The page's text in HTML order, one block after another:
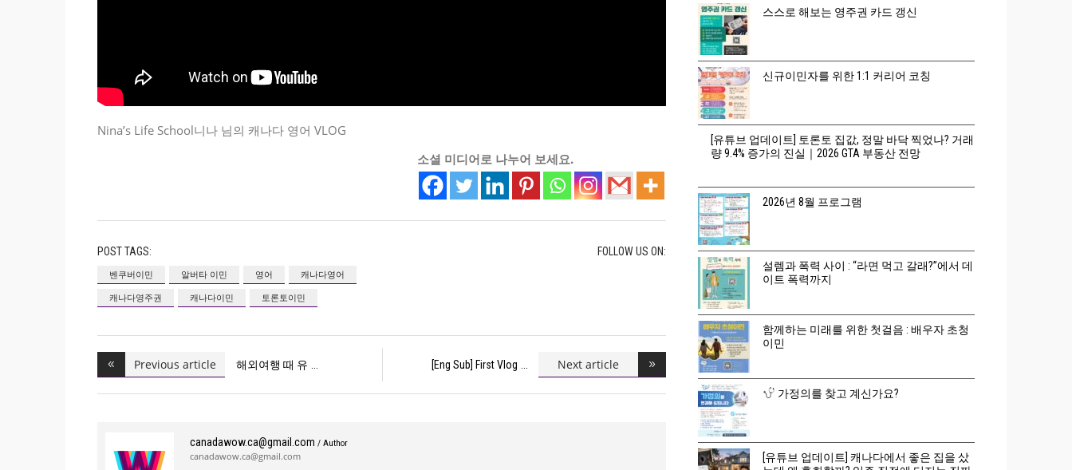
Nina’s Life School니나 님의 캐나다 영어 VLOG
소셜 미디어로 나누어 보세요.
POST TAGS:
벤쿠버이민 알버타 이민 영어
캐나다영어
캐나다영주권
캐나다이민 토론토이민
FOLLOW US ON:
Previous article 해외여행 때 유 [Eng Sub] First Vlog Next article
canadawow.ca@gmail.com / Author
canadawow.ca@gmail.com
스스로 해보는 영주권 카드 갱신
신규이민자를 위한 1:1 커리어 코칭
[유튜브 업데이트] 토론토 집값, 정말 바닥 찍었나? 거래
량 9.4% 증가의 진실｜2026 GTA 부동산 전망
2026년 8월 프로그램
설렘과 폭력 사이 : “라면 먹고 갈래?”에서 데
이트 폭력까지
함께하는 미래를 위한 첫걸음 : 배우자 초청
이민
가정의를 찾고 계신가요?
[유튜브 업데이트] 캐나다에서 좋은 집을 샀